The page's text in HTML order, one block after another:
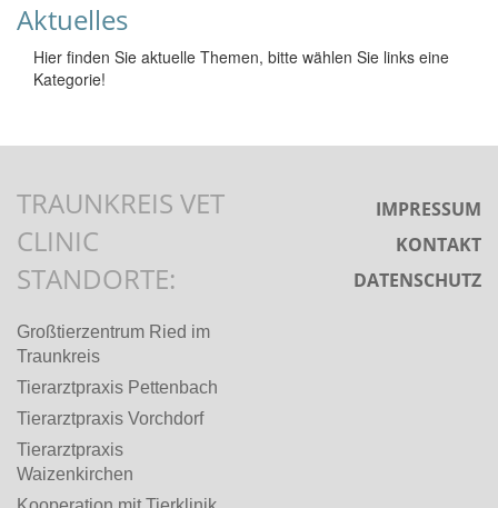
Aktuelles
Hier finden Sie aktuelle Themen, bitte wählen Sie links eine
Kategorie!
TRAUNKREIS VET
CLINIC
STANDORTE:
Großtierzentrum Ried im
Traunkreis
Tierarztpraxis Pettenbach
Tierarztpraxis Vorchdorf
Tierarztpraxis
Waizenkirchen
IMPRESSUM
KONTAKT
DATENSCHUTZ